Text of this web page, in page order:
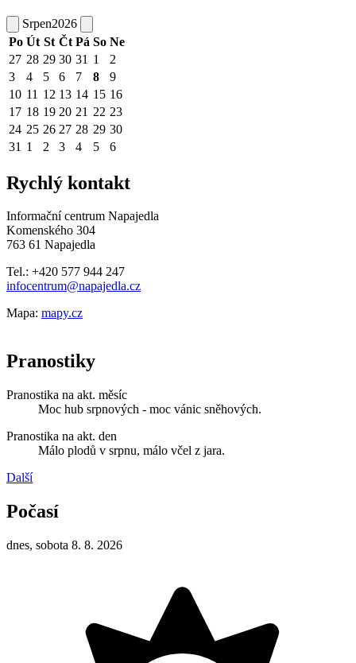
Srpen2026
Po Út St Čt Pá So Ne
27 28 29 30 31 1
2
3
4 5 6 7 8
9
10 11 12 13 14 15 16
17 18 19 20 21 22 23
24 25 26 27 28 29 30
31 1 2 3 4 5 6
Rychlý kontakt
Informační centrum Napajedla
Komenského 304
763 61 Napajedla
Tel.: +420 577 944 247
infocentrum@napajedla.cz
Mapa: mapy.cz
Pranostiky
Pranostika na akt. měsíc
Moc hub srpnových - moc vánic sněhových.
Pranostika na akt. den
Málo plodů v srpnu, málo včel z jara.
Další
Počasí
dnes, sobota 8. 8. 2026